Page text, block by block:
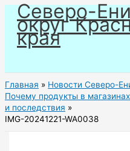
Перейти
содержимому
Северо-
округ
края
Главная
Новости Северо-
Почему продукты в
и последствия
IMG-20241221-WA0038